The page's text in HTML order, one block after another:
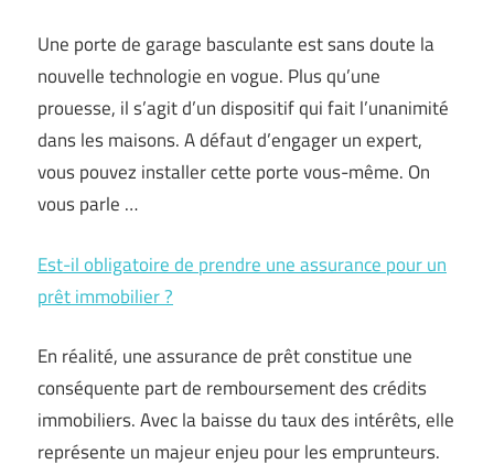
Une porte de garage basculante est sans doute la
nouvelle technologie en vogue. Plus qu’une
prouesse, il s’agit d’un dispositif qui fait l’unanimité
dans les maisons. A défaut d’engager un expert,
vous pouvez installer cette porte vous-même. On
vous parle …
Est-il obligatoire de prendre une assurance pour un
prêt immobilier ?
En réalité, une assurance de prêt constitue une
conséquente part de remboursement des crédits
immobiliers. Avec la baisse du taux des intérêts, elle
représente un majeur enjeu pour les emprunteurs.